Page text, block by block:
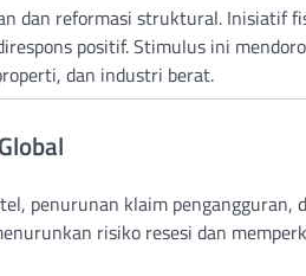
dan reformasi struktural. Inisiatif
positif. Stimulus ini
dan industri berat.
penurunan klaim pengangguran,
risiko resesi dan